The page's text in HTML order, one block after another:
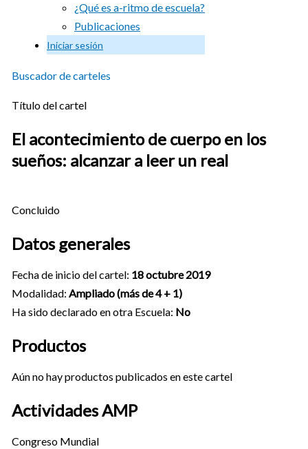
¿Qué es a-ritmo de escuela?
Publicaciones
Iniciar sesión
Buscador de carteles
Título del cartel
El acontecimiento de cuerpo en los
sueños: alcanzar a leer un real
Concluido
Datos generales
Fecha de inicio del cartel: 18 octubre 2019
Modalidad: Ampliado (más de 4 + 1)
Ha sido declarado en otra Escuela: No
Productos
Aún no hay productos publicados en este cartel
Actividades AMP
Congreso Mundial